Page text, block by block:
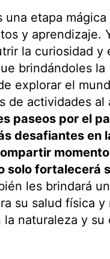
una etapa
y aprendizaje.
la curiosidad y
brindándoles la
explorar el
de actividades al
paseos por el
desafiantes en
solo fortalecerá
les brindará
su salud física y
naturaleza y su